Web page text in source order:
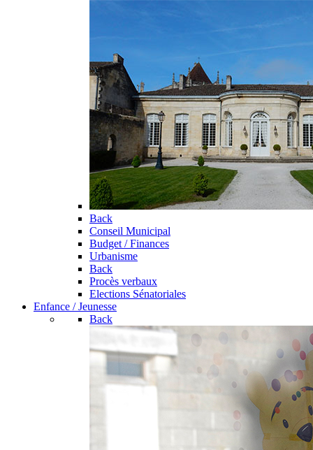
Back
Conseil Municipal
Budget / Finances
Urbanisme
Back
Procès verbaux
Elections Sénatoriales
Enfance / Jeunesse
Back